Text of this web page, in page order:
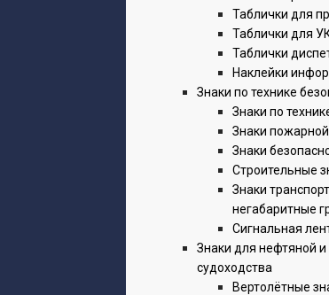
Таблички для
Таблички для
Таблички
Наклейки
Знаки по технике
Знаки по
Знаки
Знаки
Строительные
Знаки
негабаритные
Сигнальная
Знаки для нефтяной
судоходства
Вертолётные